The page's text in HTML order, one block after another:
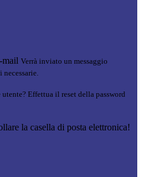
mail Verrà inviato un messaggio
Effettua il reset della password
la casella di posta elettronica!